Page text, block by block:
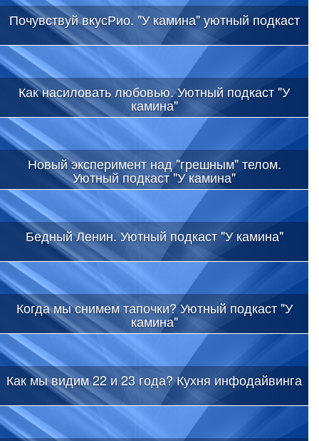
Почувствуй вкусРио. "У камина" уютный подкаст
Как насиловать любовью. Уютный подкаст "У
камина"
Новый эксперимент над "грешным" телом.
Уютный подкаст "У камина"
Бедный Ленин. Уютный подкаст "У камина"
Когда мы снимем тапочки? Уютный подкаст "У
камина"
Как мы видим 22 и 23 года? Кухня инфодайвинга